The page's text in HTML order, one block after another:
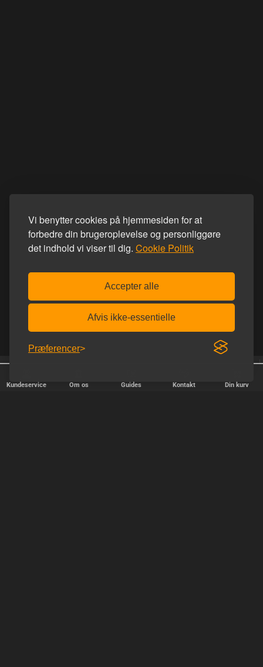
Vi benytter cookies på hjemmesiden for at
forbedre din brugeroplevelse og personliggøre
det indhold vi viser til dig. Cookie Politik
Accepter alle
Afvis ikke-essentielle
Præferencer
Kundeservice Om os Guides Kontakt Din kurv